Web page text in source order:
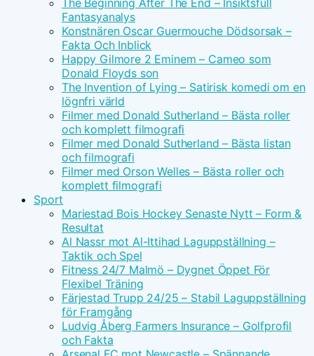
The Beginning After The End – Insiktsfull
Fantasyanalys
Konstnären Oscar Guermouche Dödsorsak –
Fakta Och Inblick
Happy Gilmore 2 Eminem – Cameo som
Donald Floyds son
The Invention of Lying – Satirisk komedi om en
lögnfri värld
Filmer med Donald Sutherland – Bästa roller
och komplett filmografi
Filmer med Donald Sutherland – Bästa listan
och filmografi
Filmer med Orson Welles – Bästa roller och
komplett filmografi
Sport
Mariestad Bois Hockey Senaste Nytt – Form &
Resultat
Al Nassr mot Al-Ittihad Laguppställning –
Taktik och Spel
Fitness 24/7 Malmö – Dygnet Öppet För
Flexibel Träning
Färjestad Trupp 24/25 – Stabil Laguppställning
för Framgång
Ludvig Åberg Farmers Insurance – Golfprofil
och Fakta